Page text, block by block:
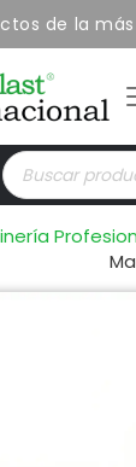
de la más
Búsqueda
de
productos